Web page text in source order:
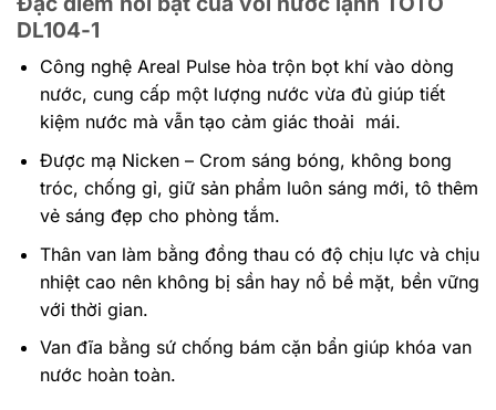
DL104-1
Công nghệ Areal Pulse hòa trộn bọt khí vào dòng
nước, cung cấp một lượng nước vừa đủ giúp tiết
kiệm nước mà vẫn tạo cảm giác thoải mái.
Được mạ Nicken – Crom sáng bóng, không bong
tróc, chống gỉ, giữ sản phẩm luôn sáng mới, tô thêm
vẻ sáng đẹp cho phòng tắm.
Thân van làm bằng đồng thau có độ chịu lực và chịu
nhiệt cao nên không bị sần hay nổ bề mặt, bền vững
với thời gian.
Van đĩa bằng sứ chống bám cặn bẩn giúp khóa van
nước hoàn toàn.